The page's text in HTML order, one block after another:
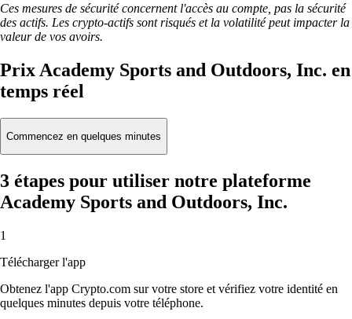
Ces mesures de sécurité concernent l'accès au compte, pas la sécurité
des actifs. Les crypto-actifs sont risqués et la volatilité peut impacter la
valeur de vos avoirs.
Prix Academy Sports and Outdoors, Inc. en
temps réel
Commencez en quelques minutes
3 étapes pour utiliser notre plateforme
Academy Sports and Outdoors, Inc.
1
Télécharger l'app
Obtenez l'app Crypto.com sur votre store et vérifiez votre identité en
quelques minutes depuis votre téléphone.